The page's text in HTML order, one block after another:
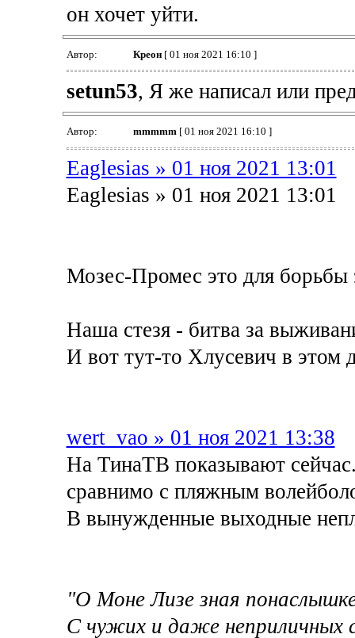
он хочет уйти.
Автор: Креон[ 01 ноя 2021 16:10 ]
setun53, Я же написал или
Автор: mmmmm [ 01 ноя 2021 16:10 ]
Eaglesias » 01 ноя 2021 13:01
Eaglesias » 01 ноя 2021 13:01
Мозес-Промес это для борьбы
Наша стезя - битва за
И вот тут-то Хлусевич в этом
wert_vao » 01 ноя 2021 13:38
На ТинаТВ показывают
сравнимо с пляжным
В вынужденные выходные
"О Моне Лизе зная
С чужих и даже неприличных